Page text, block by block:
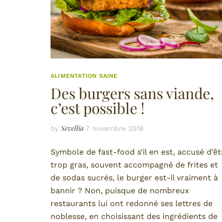
ALIMENTATION SAINE
Des burgers sans viande,
c’est possible !
by Sevellia 7 novembre 2018
Symbole de fast-food s’il en est, accusé
trop gras, souvent accompagné de frites et
de sodas sucrés, le burger est-il vraiment à
bannir ? Non, puisque de nombreux
restaurants lui ont redonné ses lettres de
noblesse, en choisissant des ingrédients de